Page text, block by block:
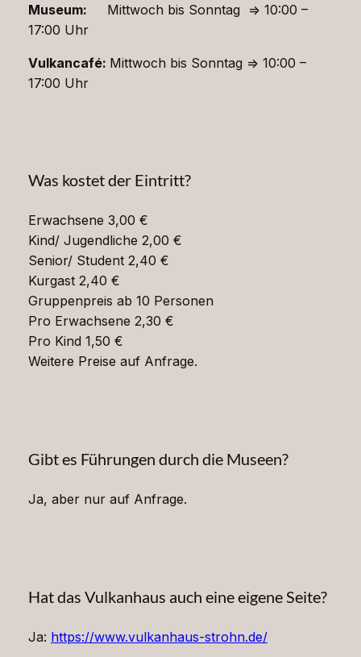
Museum: Mittwoch bis Sonntag => 10:00 –
17:00 Uhr
Vulkancafé: Mittwoch bis Sonntag => 10:00 –
17:00 Uhr
Was kostet der Eintritt?
Erwachsene 3,00 €
Kind/ Jugendliche 2,00 €
Senior/ Student 2,40 €
Kurgast 2,40 €
Gruppenpreis ab 10 Personen
Pro Erwachsene 2,30 €
Pro Kind 1,50 €
Weitere Preise auf Anfrage.
Gibt es Führungen durch die Museen?
Ja, aber nur auf Anfrage.
Hat das Vulkanhaus auch eine eigene Seite?
Ja: https://www.vulkanhaus-strohn.de/